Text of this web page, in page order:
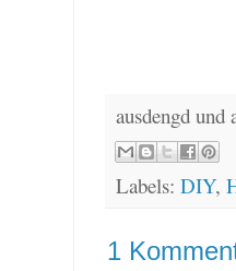
ausdengd
Labels: DIY,
1